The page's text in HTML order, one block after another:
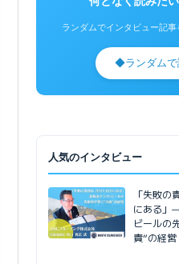
ランダムでインタビュー記
◆ランダム
人気のインタビュー
「失敗の
にある」
ビールの
責”の経営